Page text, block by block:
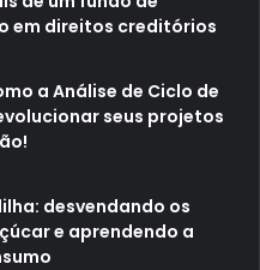
em direitos creditórios
a Análise de Ciclo de
seus projetos
desvendando os
e aprendendo a